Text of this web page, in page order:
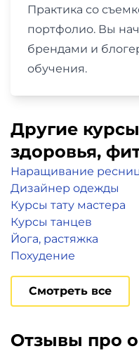
Практика со
портфолио. Вы
брендами и
обучения.
Другие
здоровья,
Наращивание
Дизайнер одежды
Курсы тату мастера
Курсы танцев
Йога, растяжка
Похудение
Смотреть все
Отзывы про